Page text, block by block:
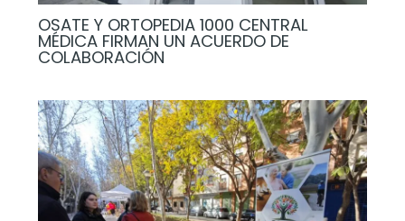
OSATE Y ORTOPEDIA 1000 CENTRAL
MÉDICA FIRMAN UN ACUERDO DE
COLABORACIÓN